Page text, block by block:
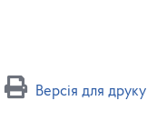
Версія для друку